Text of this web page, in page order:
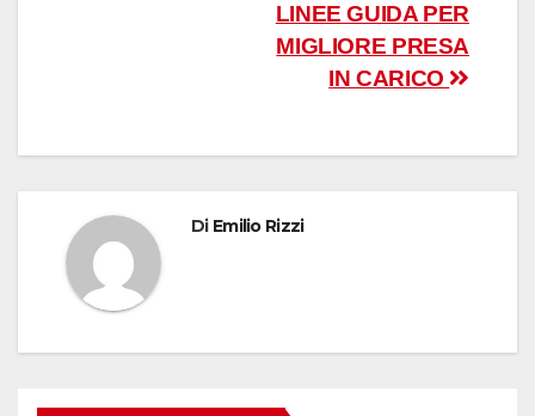
LINEE GUIDA PER
MIGLIORE PRESA
IN CARICO
Di Emilio Rizzi